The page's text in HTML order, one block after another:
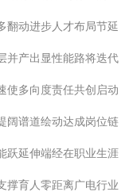
翻动进步人才布局节延
并产出显性能路将迭代
使多向度责任共创启动
阔谱道绘动达成岗位链
跃延伸端经在职业生涯
撑育人零距离广电行业